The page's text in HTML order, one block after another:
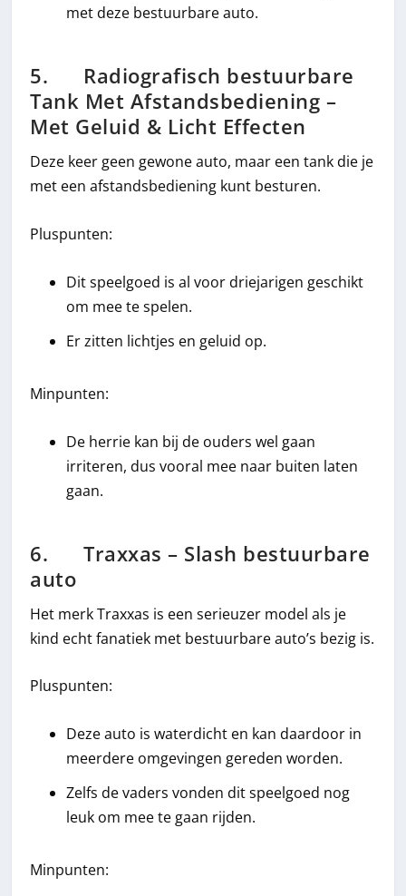
met deze bestuurbare auto.
5. Radiografisch bestuurbare
Tank Met Afstandsbediening –
Met Geluid & Licht Effecten
Deze keer geen gewone auto, maar een tank die je
met een afstandsbediening kunt besturen.
Pluspunten:
Dit speelgoed is al voor driejarigen geschikt
om mee te spelen.
Er zitten lichtjes en geluid op.
Minpunten:
De herrie kan bij de ouders wel gaan
irriteren, dus vooral mee naar buiten laten
gaan.
6. Traxxas – Slash bestuurbare
auto
Het merk Traxxas is een serieuzer model als je
kind echt fanatiek met bestuurbare auto’s bezig is.
Pluspunten:
Deze auto is waterdicht en kan daardoor in
meerdere omgevingen gereden worden.
Zelfs de vaders vonden dit speelgoed nog
leuk om mee te gaan rijden.
Minpunten: